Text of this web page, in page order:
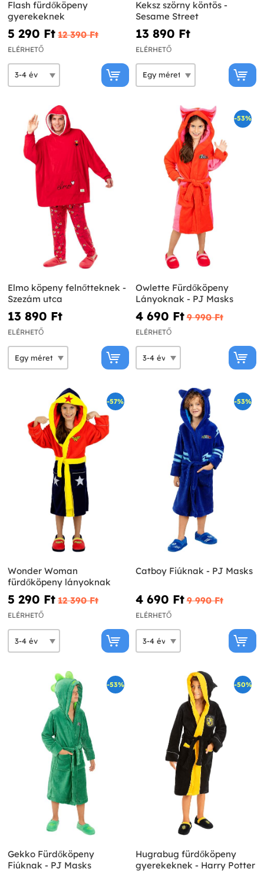
Flash fürdőköpeny
gyerekeknek
5 290 Ft‎ 12 390 Ft‎
ELÉRHETŐ
Keksz szörny köntös -
Sesame Street
13 890 Ft‎
ELÉRHETŐ
Elmo köpeny felnőtteknek -
Szezám utca
13 890 Ft‎
ELÉRHETŐ
-53%
Owlette Fürdőköpeny
Lányoknak - PJ Masks
4 690 Ft‎ 9 990 Ft‎
ELÉRHETŐ
-57%
Wonder Woman
fürdőköpeny lányoknak
5 290 Ft‎ 12 390 Ft‎
ELÉRHETŐ
-53%
Catboy Fiúknak - PJ Masks
4 690 Ft‎ 9 990 Ft‎
ELÉRHETŐ
-53%
Gekko Fürdőköpeny
Fiúknak - PJ Masks
-50%
Hugrabug fürdőköpeny
gyerekeknek - Harry Potter